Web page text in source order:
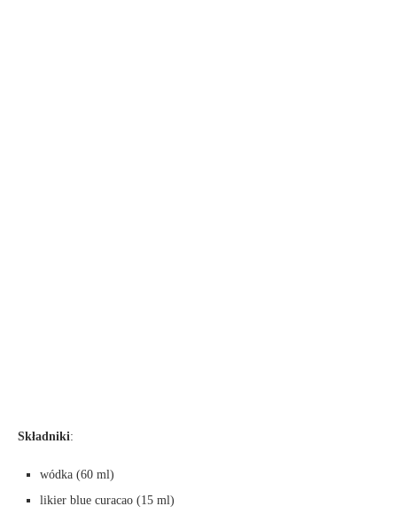
Składniki:
wódka (60 ml)
likier blue curacao (15 ml)